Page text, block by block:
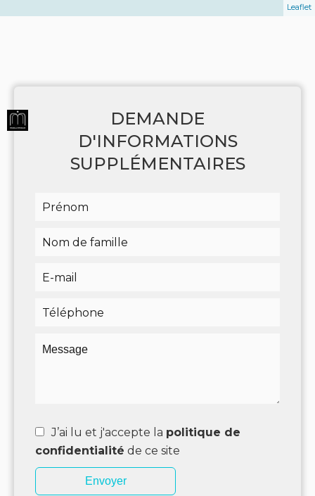
Leaflet
DEMANDE
D'INFORMATIONS
SUPPLÉMENTAIRES
J’ai lu et j'accepte la politique de
confidentialité de ce site
Envoyer